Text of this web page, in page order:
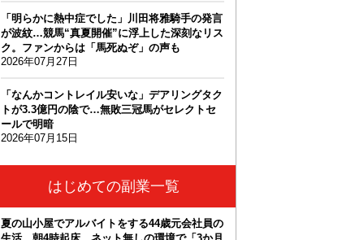
「明らかに熱中症でした」川田将雅騎手の発言
が波紋…競馬“真夏開催”に浮上した深刻なリス
ク。ファンからは「馬死ぬぞ」の声も
2026年07月27日
「なんかコントレイル安いな」デアリングタク
トが3.3億円の陰で…無敗三冠馬がセレクトセ
ールで明暗
2026年07月15日
はじめての副業一覧
夏の山小屋でアルバイトをする44歳元会社員の